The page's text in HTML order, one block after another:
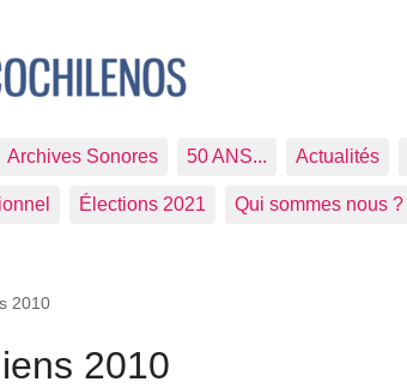
Archives Sonores 50 ANS... Actualités
Élections 2021 Qui sommes nous ?
2010
2010